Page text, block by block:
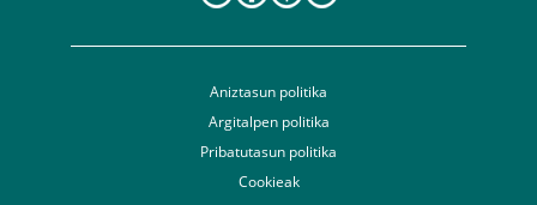
Aniztasun politika
Argitalpen politika
Pribatutasun politika
Cookieak